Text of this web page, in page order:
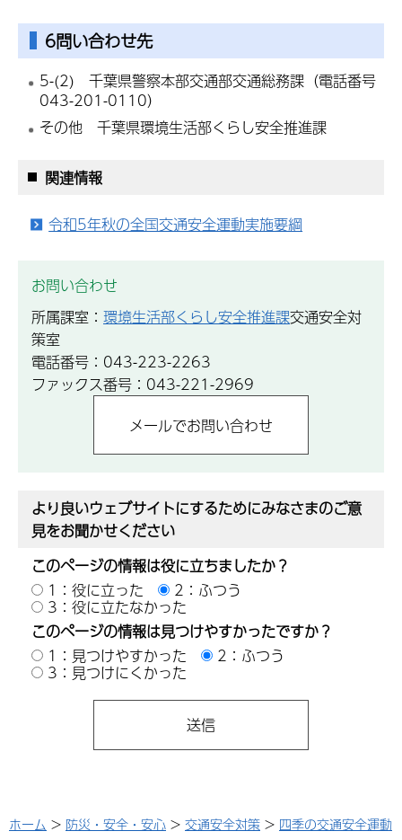
6問い合わせ先
5-(2) 千葉県警察本部交通部交通総務課（電話番号
043-201-0110）
その他 千葉県環境生活部くらし安全推進課
関連情報
令和5年秋の全国交通安全運動実施要綱
お問い合わせ
所属課室： 環境生活部くらし安全推進課交通安全対
策室
電話番号：043-223-2263
ファックス番号：043-221-2969
より良いウェブサイトにするためにみなさまのご意
見をお聞かせください
このページの情報は役に立ちましたか？
1：役に立った
2：ふつう
3：役に立たなかった
このページの情報は見つけやすかったですか？
1：見つけやすかった
2：ふつう
3：見つけにくかった
ホーム > 防災・安全・安心 > 交通安全対策 > 四季の交通安全運動